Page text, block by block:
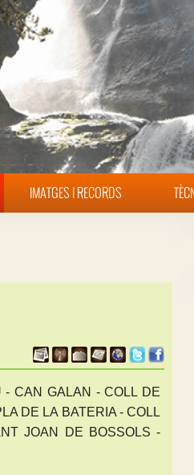
IMATGES I RECORDS
- CAN GALAN - COLL DE
DE LA BATERIA - COLL
JOAN DE BOSSOLS -